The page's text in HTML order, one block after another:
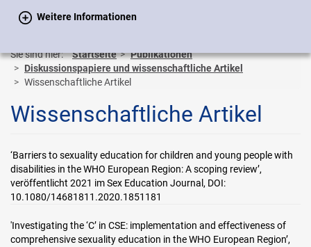
Weitere Informationen
Suchen
Sie sind hier:
Startseite
Publikationen
Diskussionspapiere und wissenschaftliche Artikel
Wissenschaftliche Artikel
Wissenschaftliche Artikel
‘Barriers to sexuality education for children and young people with
disabilities in the WHO European Region: A scoping review’,
veröffentlicht 2021 im Sex Education Journal, DOI:
10.1080/14681811.2020.1851181
'Investigating the ‘C’ in CSE: implementation and effectiveness of
comprehensive sexuality education in the WHO European Region’,